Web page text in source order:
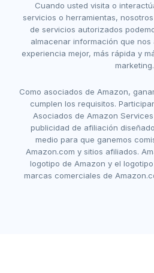
Cuando usted visita o
servicios o herramientas,
de servicios autorizados
almacenar información que
experiencia mejor, más rápida y
marketing.
Como asociados de Amazon,
cumplen los requisitos.
Asociados de Amazon
publicidad de afiliación
medio para que ganemos
Amazon.com y sitios afiliados.
logotipo de Amazon y el
marcas comerciales de